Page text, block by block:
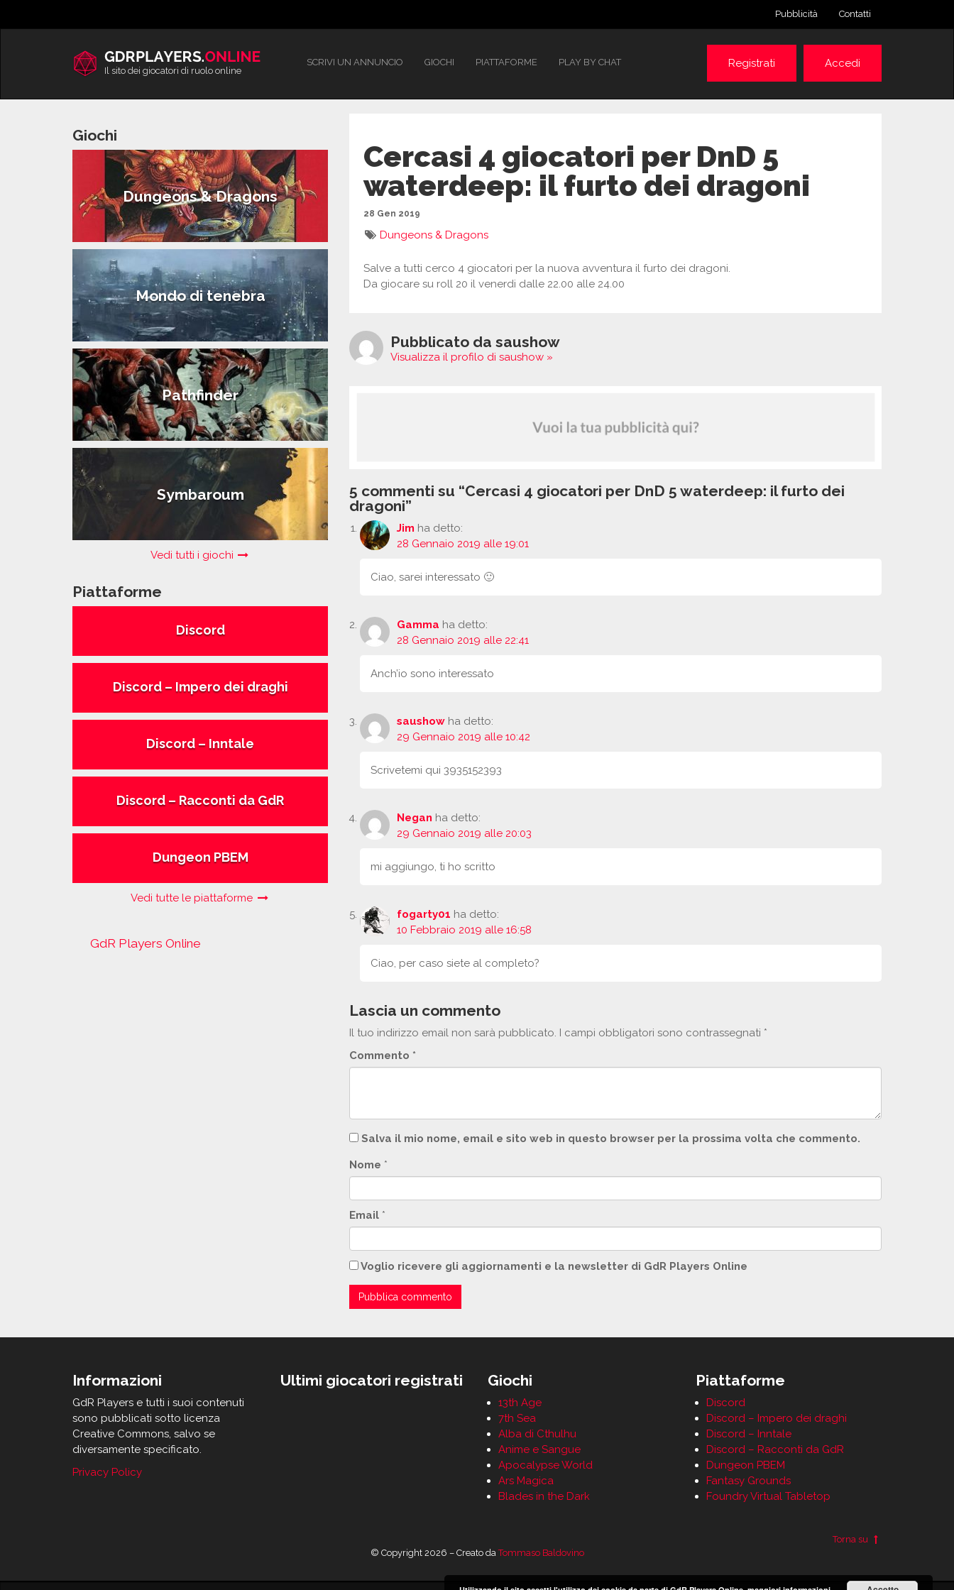
Pubblicità Contatti
Il sito dei giocatori di ruolo online
SCRIVI UN ANNUNCIO GIOCHI PIATTAFORME PLAY BY CHAT Registrati Accedi
Giochi
Dungeons & Dragons
Mondo di tenebra
Pathfinder
Symbaroum
Vedi tutti i giochi
Piattaforme
Discord
Discord – Impero dei draghi
Discord – Inntale
Discord – Racconti da GdR
Dungeon PBEM
Vedi tutte le piattaforme
GdR Players Online
Cercasi 4 giocatori per DnD 5
waterdeep: il furto dei dragoni
28 Gen 2019
Dungeons & Dragons
Salve a tutti cerco 4 giocatori per la nuova avventura il furto dei dragoni.
Da giocare su roll 20 il venerdi dalle 22.00 alle 24.00
Pubblicato da saushow
Visualizza il profilo di saushow »
5 commenti su “Cercasi 4 giocatori per DnD 5 waterdeep: il furto dei
dragoni”
Jim ha detto:
28 Gennaio 2019 alle 19:01
Ciao, sarei interessato 🙂
Gamma ha detto:
28 Gennaio 2019 alle 22:41
Anch’io sono interessato
saushow ha detto:
29 Gennaio 2019 alle 10:42
Scrivetemi qui 3935152393
Negan ha detto:
29 Gennaio 2019 alle 20:03
mi aggiungo, ti ho scritto
fogarty01 ha detto:
10 Febbraio 2019 alle 16:58
Ciao, per caso siete al completo?
Lascia un commento
Il tuo indirizzo email non sarà pubblicato. I campi obbligatori sono contrassegnati *
Commento *
Salva il mio nome, email e sito web in questo browser per la prossima volta che commento.
Nome *
Email *
Voglio ricevere gli aggiornamenti e la newsletter di GdR Players Online
Informazioni
GdR Players e tutti i suoi contenuti
sono pubblicati sotto licenza
Creative Commons, salvo se
diversamente specificato.
Privacy Policy
Ultimi giocatori registrati Giochi
13th Age
7th Sea
Alba di Cthulhu
Anime e Sangue
Apocalypse World
Ars Magica
Blades in the Dark
Piattaforme
Discord
Discord – Impero dei draghi
Discord – Inntale
Discord – Racconti da GdR
Dungeon PBEM
Fantasy Grounds
Foundry Virtual Tabletop
Torna su
© Copyright 2026 – Creato daTommaso Baldovino